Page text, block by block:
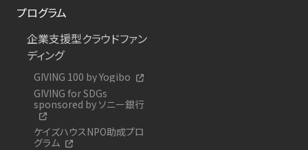
プログラム
企業支援型クラウドファン
ディング
GIVING 100 by Yogibo
GIVING for SDGs
sponsored by ソニー銀行
ケイズハウスNPO助成プロ
グラム